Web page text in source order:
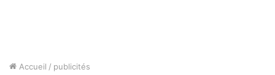
Accueil / publicités